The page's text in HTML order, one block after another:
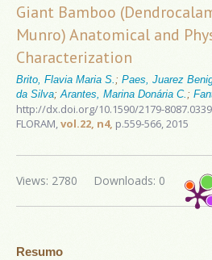
Giant Bamboo
Munro) Anatomical and
Characterization
Brito, Flavia Maria S. ; Paes, Juarez
da Silva; Arantes, Marina Donária C. ;
http://dx.doi.org/10.1590/2179-
FLORAM,vol.22, n4, p.559-566, 2015
Downloads: 0
Views: 2780
Resumo